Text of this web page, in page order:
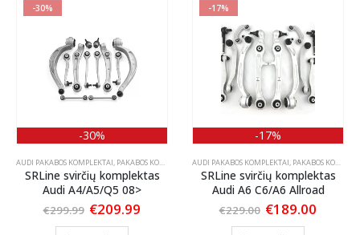
-30%
-30%
AUDI PAKABOS KOMPLEKTAI, PAKABOS KOMPLEKTAI
SRLine svirčių komplektas
Audi A4/A5/Q5 08>
€299.99 Original
€209.99
-17%
-17%
AUDI PAKABOS KOMPLEKTAI, PAKABOS KOMPLEKTAI
SRLine svirčių komplektas
Audi A6 C6/A6 Allroad
€229.00 Original
€189.00